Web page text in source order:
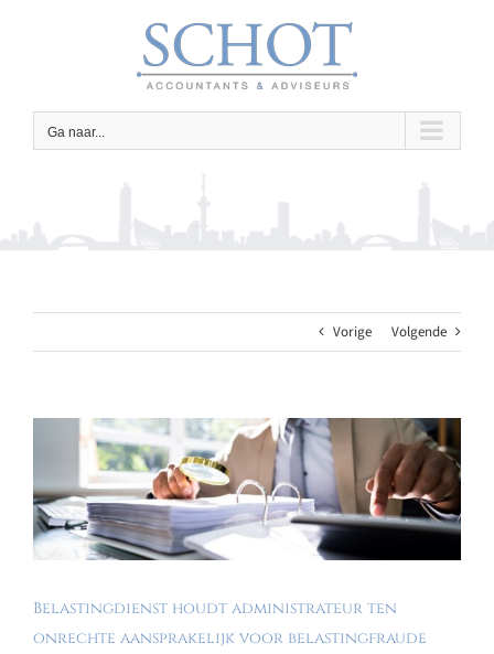
Ga naar...
Vorige Volgende
afbeelding
Belastingdienst houdt administrateur ten
onrechte aansprakelijk voor belastingfraude